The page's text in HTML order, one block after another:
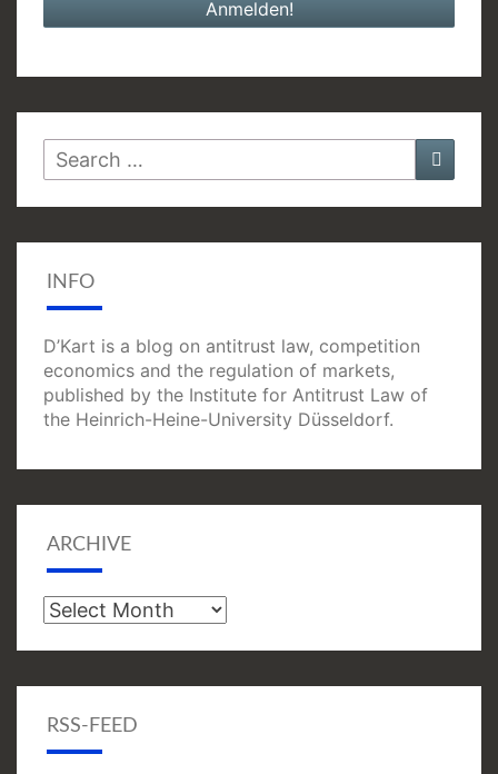
Search
for:
INFO
D’Kart is a blog on antitrust law, competition
economics and the regulation of markets,
published by the Institute for Antitrust Law of
the Heinrich-Heine-University Düsseldorf.
ARCHIVE
Archive
RSS-FEED